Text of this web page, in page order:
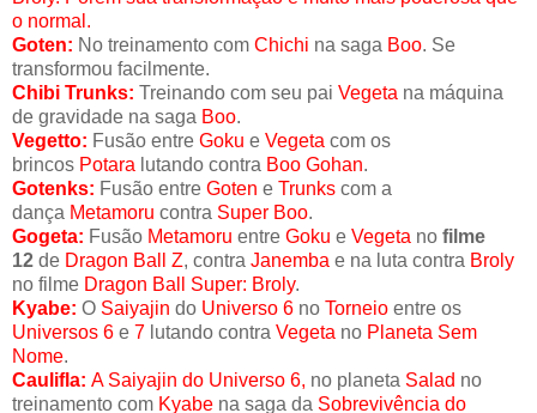
o normal.
Goten: No treinamento com Chichi na saga Boo. Se
transformou facilmente.
Chibi Trunks: Treinando com seu pai Vegeta na máquina
de gravidade na saga Boo.
Vegetto: Fusão entre Goku e Vegeta com os
brincos Potara lutando contra Boo Gohan.
Gotenks: Fusão entre Goten e Trunks com a
dança Metamoru contra Super Boo.
Gogeta: Fusão Metamoru entre Goku e Vegeta no filme
12 de Dragon Ball Z, contra Janemba e na luta contra Broly
no filme Dragon Ball Super: Broly.
Kyabe: O Saiyajin do Universo 6 no Torneio entre os
Universos 6 e 7 lutando contra Vegeta no Planeta Sem
Nome.
Caulifla: ASaiyajin do Universo 6, no planeta Salad no
treinamento com Kyabe na saga da Sobrevivência do